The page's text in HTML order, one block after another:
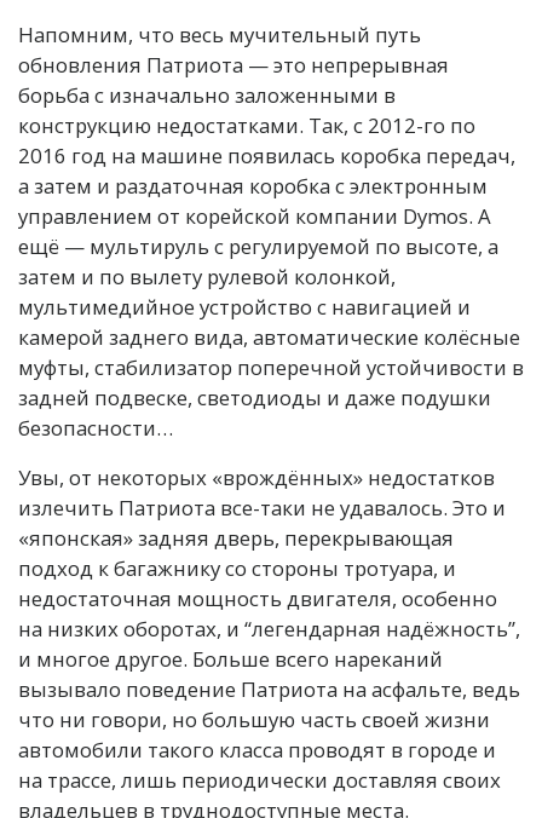
Напомним, что весь мучительный путь
обновления Патриота — это непрерывная
борьба с изначально заложенными в
конструкцию недостатками. Так, с 2012-го по
2016 год на машине появилась коробка передач,
а затем и раздаточная коробка с электронным
управлением от корейской компании Dymos. А
ещё — мультируль с регулируемой по высоте, а
затем и по вылету рулевой колонкой,
мультимедийное устройство с навигацией и
камерой заднего вида, автоматические колёсные
муфты, стабилизатор поперечной устойчивости в
задней подвеске, светодиоды и даже подушки
безопасности…
Увы, от некоторых «врождённых» недостатков
излечить Патриота все-таки не удавалось. Это и
«японская» задняя дверь, перекрывающая
подход к багажнику со стороны тротуара, и
недостаточная мощность двигателя, особенно
на низких оборотах, и “легендарная надёжность”,
и многое другое. Больше всего нареканий
вызывало поведение Патриота на асфальте, ведь
что ни говори, но большую часть своей жизни
автомобили такого класса проводят в городе и
на трассе, лишь периодически доставляя своих
владельцев в труднодоступные места.